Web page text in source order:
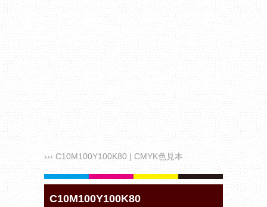
››› C10M100Y100K80 | CMYK色見本
C10M100Y100K80